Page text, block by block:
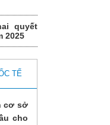
quyết
2025
TẾ
cơ sở
cho